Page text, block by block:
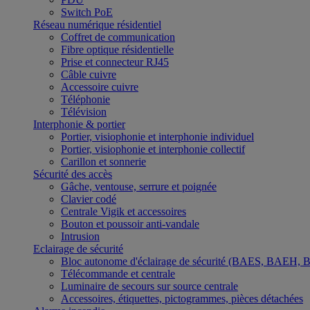
Switch PoE
Réseau numérique résidentiel
Coffret de communication
Fibre optique résidentielle
Prise et connecteur RJ45
Câble cuivre
Accessoire cuivre
Téléphonie
Télévision
Interphonie & portier
Portier, visiophonie et interphonie individuel
Portier, visiophonie et interphonie collectif
Carillon et sonnerie
Sécurité des accès
Gâche, ventouse, serrure et poignée
Clavier codé
Centrale Vigik et accessoires
Bouton et poussoir anti-vandale
Intrusion
Eclairage de sécurité
Bloc autonome d'éclairage de sécurité (BAES,
Télécommande et centrale
Luminaire de secours sur source centrale
Accessoires, étiquettes, pictogrammes, pièces détachées